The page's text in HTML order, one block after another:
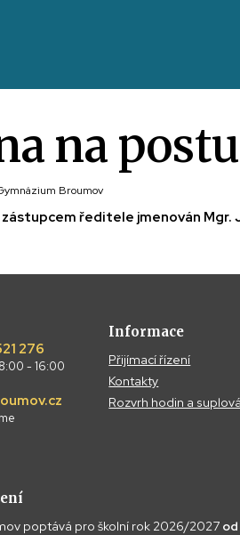
na
Broumov
zástupcem ředitele jmenován Mgr.
276
- 16:00
Informace
Přijímací řízení
Kontakty
Rozvrh hodin a
poptává pro školní rok 2026/2027